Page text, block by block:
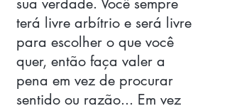
terá livre arbítrio e será livre
para escolher o que você
quer, então faça valer a
pena em vez de procurar
sentido ou razão... Em vez